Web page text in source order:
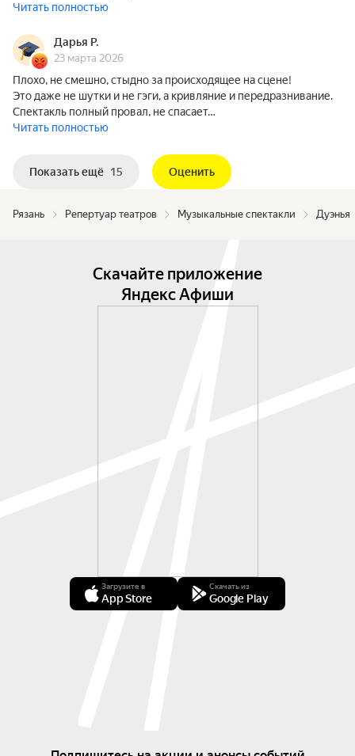
Читать полностью
Дарья Р.
23 марта 2026
Плохо, не смешно, стыдно за происходящее на сцене!
Это даже не шутки и не гэги, а кривляние и передразнивание.
Спектакль полный провал, не спасает…
Читать полностью
Показать ещё 15 Оценить
Рязань Репертуар театров Музыкальные спектакли Дуэнья
Скачайте приложение
Яндекс Афиши
Загрузите в
App Store
Скачать из
Google Play